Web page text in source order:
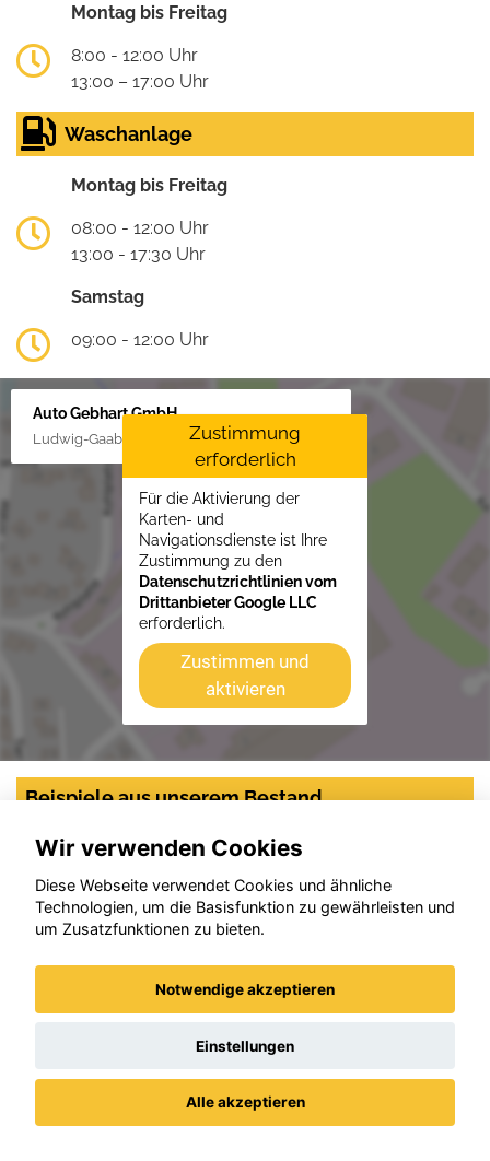
Montag bis Freitag
8:00 - 12:00 Uhr
13:00 – 17:00 Uhr
Waschanlage
Montag bis Freitag
08:00 - 12:00 Uhr
13:00 - 17:30 Uhr
Samstag
09:00 - 12:00 Uhr
Auto Gebhart GmbH
Ludwig-Gaab-Str. 4, 88427 Bad Schussenried
Zustimmung
erforderlich
Für die Aktivierung der
Karten- und
Navigationsdienste ist Ihre
Zustimmung zu den
Datenschutzrichtlinien vom
Drittanbieter Google LLC
erforderlich.
Zustimmen und
aktivieren
Beispiele aus unserem Bestand
Wir verwenden Cookies
Diese Webseite verwendet Cookies und ähnliche
Technologien, um die Basisfunktion zu gewährleisten und
um Zusatzfunktionen zu bieten.
Notwendige akzeptieren
Einstellungen
Alle akzeptieren